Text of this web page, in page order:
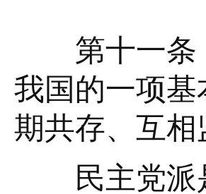
第十一条
我国的一项
期共存、互
民主党派是